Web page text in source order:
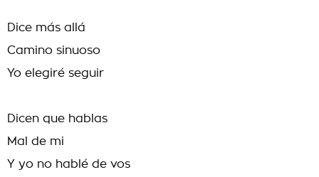
Dice más allá
Camino sinuoso
Yo elegiré seguir
Dicen que hablas
Mal de mi
Y yo no hablé de vos